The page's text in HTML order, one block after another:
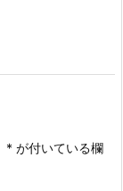
* が付いている欄